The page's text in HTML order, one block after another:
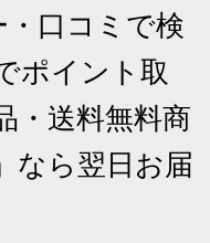
口コミで検
ポイント取
・送料無料商
なら翌日お届